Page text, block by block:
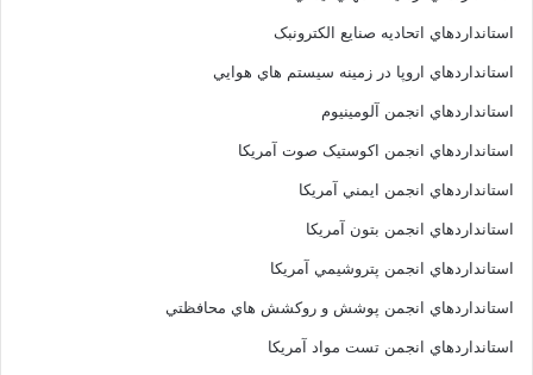
استانداردهاي اتحاديه صنايع الکترونبک
استانداردهاي اروپا در زمينه سيستم هاي هوايي
استانداردهاي انجمن آلومينيوم
استانداردهاي انجمن اکوستيک صوت آمريکا
استانداردهاي انجمن ايمني آمريکا
استانداردهاي انجمن بتون آمريکا
استانداردهاي انجمن پتروشيمي آمريکا
استانداردهاي انجمن پوشش و روکشش هاي محافظتي
استانداردهاي انجمن تست مواد آمريکا